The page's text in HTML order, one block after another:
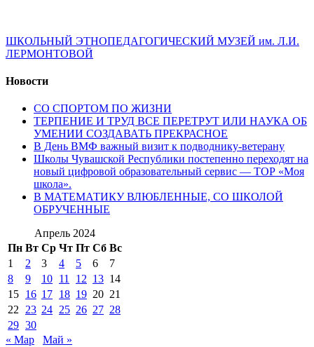
ШКОЛЬНЫЙ ЭТНОПЕДАГОГИЧЕСКИЙ МУЗЕЙ им. Л.И.
ЛЕРМОНТОВОЙ
Новости
СО СПОРТОМ ПО ЖИЗНИ
ТЕРПЕНИЕ И ТРУД ВСЕ ПЕРЕТРУТ ИЛИ НАУКА ОБ
УМЕНИИ СОЗДАВАТЬ ПРЕКРАСНОЕ
В День ВМФ важный визит к подводнику-ветерану
Школы Чувашской Республики постепенно переходят на
новый цифровой образовательный сервис — ТОР «Моя
школа».
В МАТЕМАТИКУ ВЛЮБЛЕННЫЕ, СО ШКОЛОЙ
ОБРУЧЕННЫЕ
Апрель 2024
Пн Вт Ср Чт Пт Сб Вс
1
2 3 4 5 6
7
8
9 10 11 12 13 14
15 16 17 18 19 20 21
22
23 24 25 26 27 28
29 30
« Мар
Май »